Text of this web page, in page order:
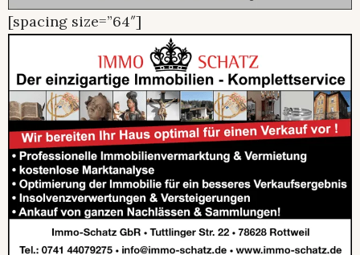
[spacing size=”64″]